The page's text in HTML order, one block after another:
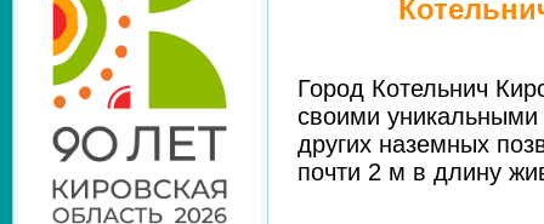
Город Котельнич
своими уникальными
других наземных
почти 2 м в длину